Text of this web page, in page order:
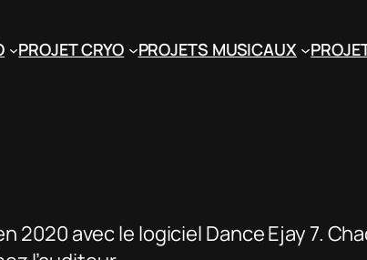
PROJET CRYO PROJETS MUSICAUX
2020 avec le logiciel Dance Ejay 7.